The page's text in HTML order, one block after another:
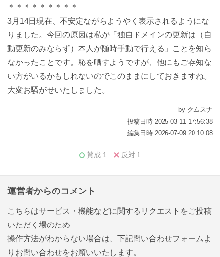
＊＊＊＊＊＊＊＊＊
3月14日現在、不安定ながらようやく表示されるようにな
りました。今回の原因は私が「独自ドメインの更新は（自
動更新のみならず）本人が随時手動で行える」ことを知ら
なかったことです。恥を晒すようですが、他にもご存知な
い方がいるかもしれないのでこのままにしておきますね。
大変お騒がせいたしました。
by クムスナ
投稿日時 2025-03-11 17:56:38
編集日時 2026-07-09 20:10:08
賛成 1 反対 1
運営者からのコメント
こちらはサービス・機能などに関するリクエストをご投稿
いただく場のため
操作方法がわからない場合は、下記問い合わせフォームよ
りお問い合わせをお願いいたします。